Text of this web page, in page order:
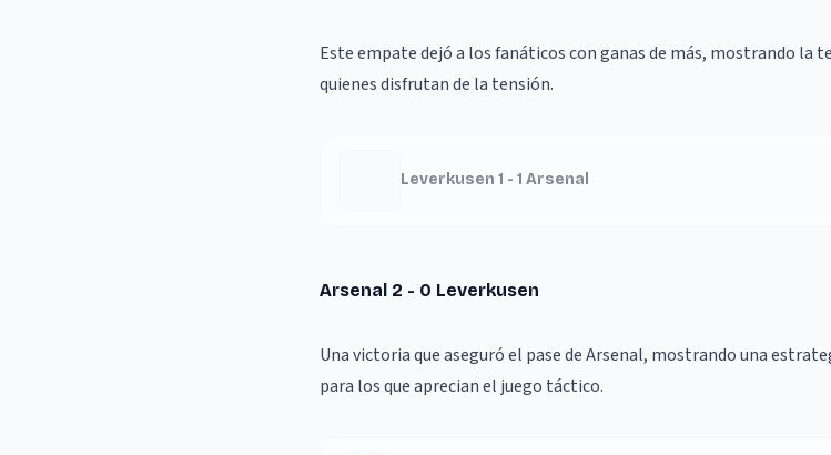
Este empate dejó a los fanáticos con ganas de más, mostrando la
quienes disfrutan de la tensión.
Leverkusen 1 - 1 Arsenal
Arsenal 2 - 0 Leverkusen
Una victoria que aseguró el pase de Arsenal, mostrando una
para los que aprecian el juego táctico.